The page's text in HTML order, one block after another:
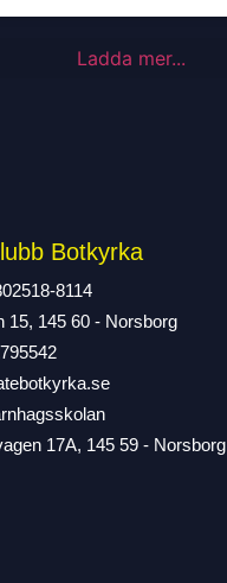
Ladda mer...
Botkyrka
8114
15, 145 60 - Norsborg
17A, 145 59 - Norsborg